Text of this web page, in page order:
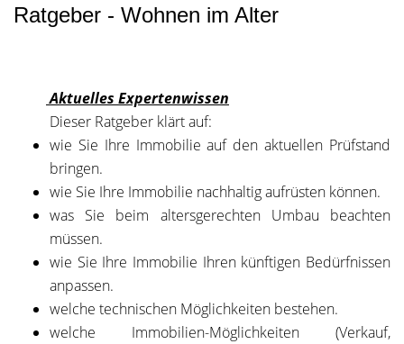
Ratgeber - Wohnen im Alter
Aktuelles Expertenwissen
Dieser Ratgeber klärt auf:
wie Sie Ihre Immobilie auf den aktuellen Prüfstand
bringen.
wie Sie Ihre Immobilie nachhaltig aufrüsten können.
was Sie beim altersgerechten Umbau beachten
müssen.
wie Sie Ihre Immobilie Ihren künftigen Bedürfnissen
anpassen.
welche technischen Möglichkeiten bestehen.
welche Immobilien-Möglichkeiten (Verkauf,